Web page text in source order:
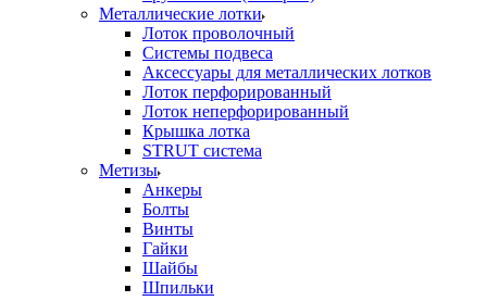
Металлические лотки
Лоток проволочный
Системы подвеса
Аксессуары для металлических лотков
Лоток перфорированный
Лоток неперфорированный
Крышка лотка
STRUT система
Метизы
Анкеры
Болты
Винты
Гайки
Шайбы
Шпильки